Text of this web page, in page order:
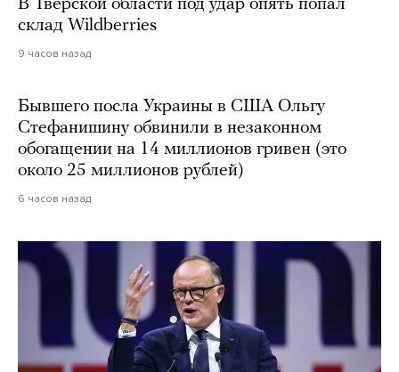
В Тверской области под удар опять попал
склад Wildberries
9 часов назад
Бывшего посла Украины в США Ольгу
Стефанишину обвинили в незаконном
обогащении на 14 миллионов гривен (это
около 25 миллионов рублей)
6 часов назад